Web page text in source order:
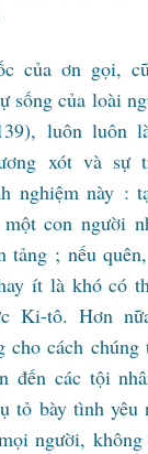
của ơn gọi,
sống của loài
luôn luôn
xót và sự
nghiệm này :
con người
tảng ; nếu
ít là khó có
Ki-tô. Hơn
cho cách
đến các tội
tỏ bày tình yêu
người,